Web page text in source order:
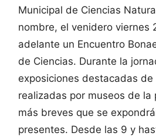
Municipal de Ciencias
nombre, el venidero viernes
adelante un Encuentro
de Ciencias. Durante la
exposiciones destacadas
realizadas por museos de la
más breves que se
presentes. Desde las 9 y